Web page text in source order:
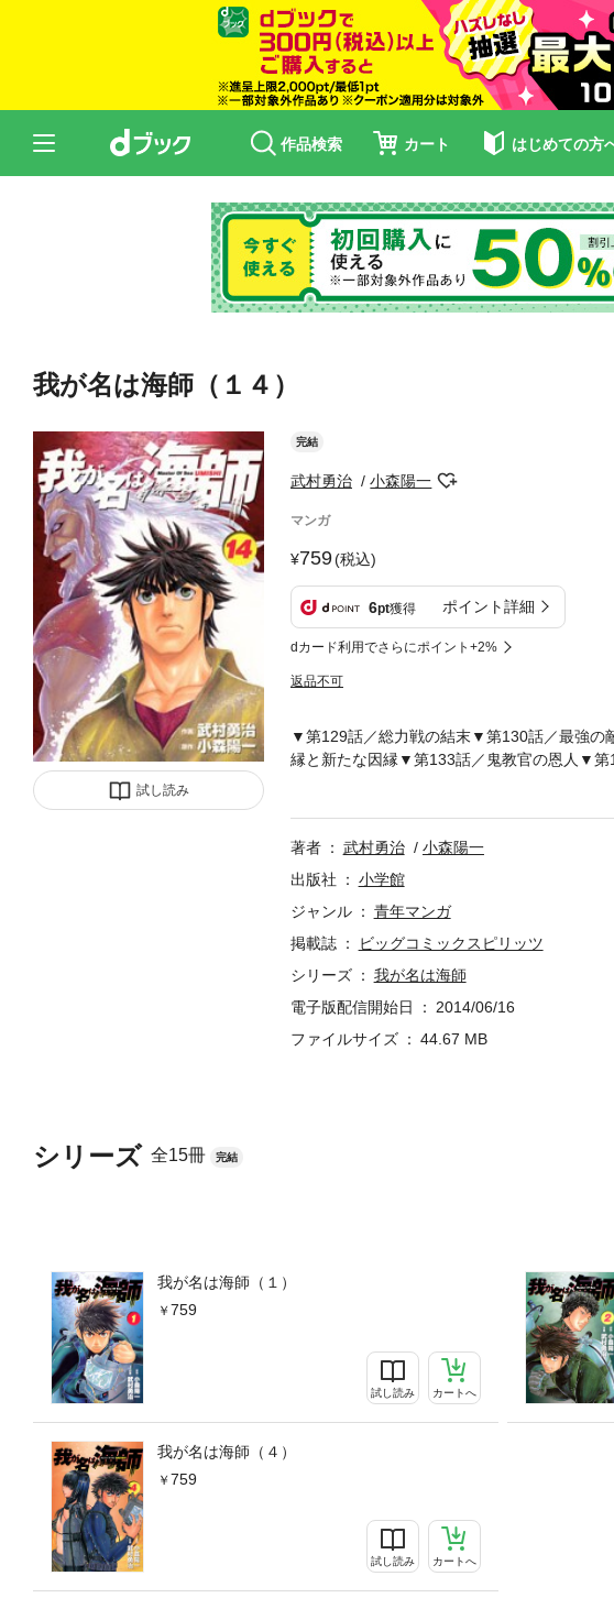
作品検索 カート はじめての方
我が名は海師（１４）
試し読み
完結
武村勇治 小森陽一
マンガ
759(税込)
6pt獲得 ポイント詳細
dカード利用でさらにポイント+2%
返品不可
シリーズ 全15冊 完結
我が名は海師（１）
759
試し読み カートへ
我が名は海師（４）
759
試し読み カートへ
▼第129話／総力戦の結末▼第130話／最強の
縁と新たな因縁▼第133話／鬼教官の恩人▼
37話／改めて知った醍醐味▼第138話／百獣
の結果、無事回収は終了。不眠不休の体をし
を始めて…（第129話）。●本巻の特徴／工作
機はあるのか？ さらに沢村とヒロが、過去
人物／沢村武（「難波サルヴェージ」のサル
（麟太郎の父親と共に「難波サルヴェージ」
直哉（海上保安庁本庁警備課課長補佐。麟太
のエリートサルヴァー） 、ドン・フライス（
著者 武村勇治
小森陽一
出版社
小学館
ジャンル
青年マンガ
掲載誌
ビッグコミックスピリッツ
シリーズ
我が名は海師
電子版配信開始日
2014/06/16
ファイルサイズ
44.67 MB